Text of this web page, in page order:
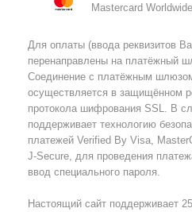
Mastercard Worldwide
Для оплаты (ввода реквизитов
перенаправлены на
Соединение с платёжным
осуществляется в защищённом
протокола шифрования SSL. В
поддерживает технологию
платежей Verified By Visa,
J-Secure, для проведения
ввод специального пароля.
Настоящий сайт поддерживает